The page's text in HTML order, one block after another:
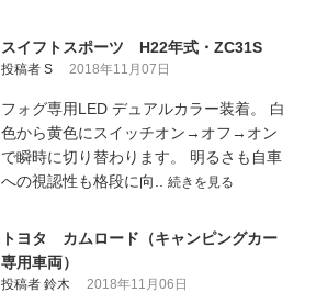
スイフトスポーツ H22年式・ZC31S
投稿者 S 2018年11月07日
フォグ専用LED デュアルカラー装着。 白
色から黄色にスイッチオン→オフ→オン
で瞬時に切り替わります。 明るさも自車
への視認性も格段に向.. 続きを見る
トヨタ カムロード（キャンピングカー
専用車両）
投稿者 鈴木 2018年11月06日